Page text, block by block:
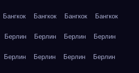
Бангкок Бангкок Бангкок Бангкок
Берлин Берлин Берлин Берлин
Берлин Берлин Берлин Берлин